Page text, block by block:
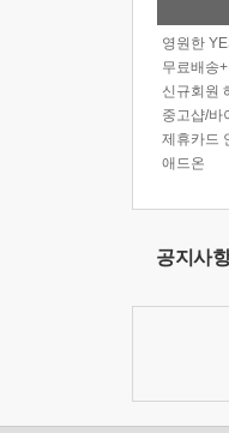
영원한
무료배송
신규회원
중고샵/바
제휴카드
애드온
공지사항